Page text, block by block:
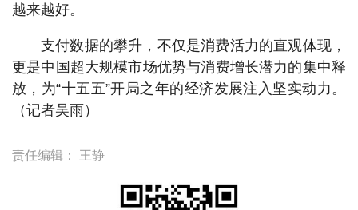
越来越好。
支付数据的攀升，不仅是消费活力的直观体现，
更是中国超大规模市场优势与消费增长潜力的集中释
放，为“十五五”开局之年的经济发展注入坚实动力。
（记者吴雨）
责任编辑： 王静